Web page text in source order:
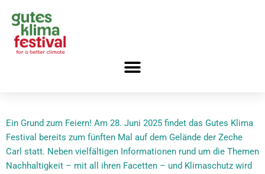
Zum
Inhalt
Ein Grund zum Feiern! Am 28. Juni 2025 findet das Gutes Klima
Festival bereits zum fünften Mal auf dem Gelände der Zeche
Carl statt. Neben vielfältigen Informationen rund um die Themen
Nachhaltigkeit – mit all ihren Facetten – und Klimaschutz wird